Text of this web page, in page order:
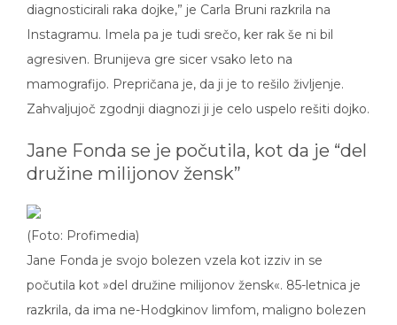
diagnosticirali raka dojke,” je Carla Bruni razkrila na
Instagramu. Imela pa je tudi srečo, ker rak še ni bil
agresiven. Brunijeva gre sicer vsako leto na
mamografijo. Prepričana je, da ji je to rešilo življenje.
Zahvaljujoč zgodnji diagnozi ji je celo uspelo rešiti dojko.
Jane Fonda se je počutila, kot da je “del
družine milijonov žensk”
(Foto: Profimedia)
Jane Fonda je svojo bolezen vzela kot izziv in se
počutila kot »del družine milijonov žensk«. 85-letnica je
razkrila, da ima ne-Hodgkinov limfom, maligno bolezen